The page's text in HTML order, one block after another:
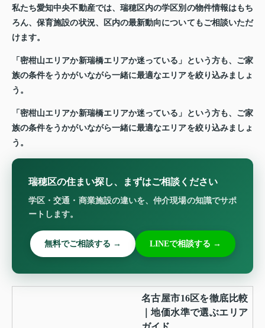
私たち愛知中央不動産では、瑞穂区内の学区別の物件情報はもち
ろん、保育施設の状況、区内の最新動向についてもご相談いただ
けます。
「密柑山エリアか新瑞橋エリアか迷っている」という方も、ご家
族の条件をうかがいながら一緒に最適なエリアを絞り込みましょ
う。
「密柑山エリアか新瑞橋エリアか迷っている」という方も、ご家
族の条件をうかがいながら一緒に最適なエリアを絞り込みましょ
う。
瑞穂区の住まい探し、まずはご相談ください
学区・交通・商業施設の違いを、仲介現場の知識でサポ
ートします。
無料でご相談する → LINEで相談する →
名古屋市16区を徹底比較
｜地価水準で選ぶエリア